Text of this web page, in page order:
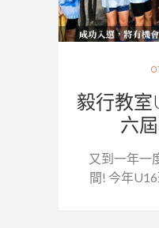
毅行教室
六
又到一年一
間! 今年